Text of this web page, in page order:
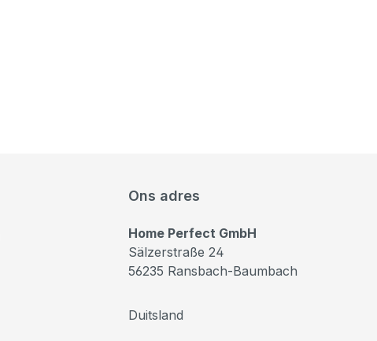
Ons adres
Home Perfect GmbH
Sälzerstraße 24
56235 Ransbach-Baumbach
Duitsland